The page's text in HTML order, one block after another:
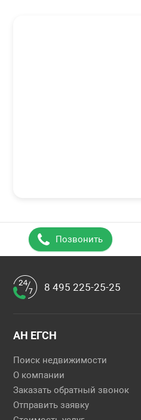
Позвонить
8 495 225-25-25
АН ЕГСН
Поиск недвижимости
О компании
Заказать обратный звонок
Отправить заявку